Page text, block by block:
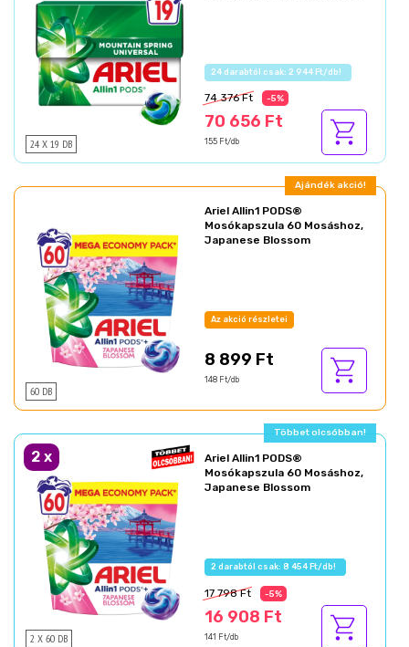
24 X 19 DB
Az akció részletei
74 376 Ft -5%
70 656 Ft
155 Ft/db
Ajándék akció!
60 DB
Ariel Allin1 PODS®
Mosókapszula 60 Mosáshoz,
Japanese Blossom
Az akció részletei
8 899 Ft
148 Ft/db
Ajándék akció!
2 x
2 X 60 DB
Ariel Allin1 PODS®
Mosókapszula 60 Mosáshoz,
Japanese Blossom
Az akció részletei
17 798 Ft -5%
16 908 Ft
141 Ft/db